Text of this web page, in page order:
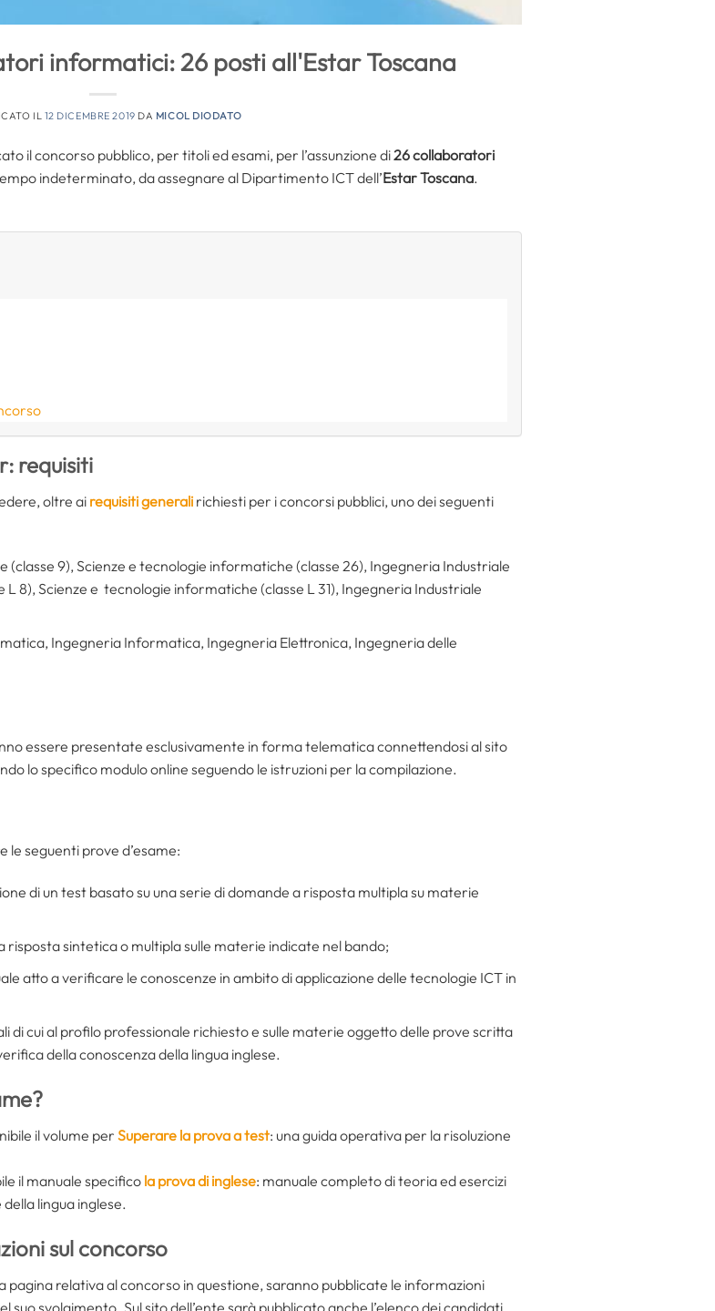
informatici: 26 posti all'Estar Toscana
IL 12 DICEMBRE 2019 DA MICOL DIODATO
il concorso pubblico, per titoli ed esami, per l’assunzione di26collaboratori
indeterminato, da assegnare al Dipartimento ICT dell’Estar Toscana.
requisiti
oltre ai requisiti generali richiesti per i concorsi pubblici, uno dei seguenti
(classe 9), Scienze e tecnologie informatiche (classe 26), Ingegneria Industriale
L 8), Scienze e tecnologie informatiche (classe L 31), Ingegneria Industriale
Ingegneria Informatica, Ingegneria Elettronica, Ingegneria delle
essere presentate esclusivamente in forma telematica connettendosi al sito
lo specifico modulo online seguendo le istruzioni per la compilazione.
le seguenti prove d’esame:
di un test basato su una serie di domande a risposta multipla su materie
risposta sintetica o multipla sulle materie indicate nel bando;
atto a verificare le conoscenze in ambito di applicazione delle tecnologie ICT in
di cui al profilo professionale richiesto e sulle materie oggetto delle prove scritta
della conoscenza della lingua inglese.
il volume perSuperare la prova a test: una guida operativa per la risoluzione
il manuale specifico la prova di inglese: manuale completo di teoria ed esercizi
lingua inglese.
sul concorso
pagina relativa al concorso in questione, saranno pubblicate le informazioni
svolgimento. Sul sito dell’ente sarà pubblicato anche l’elenco dei candidati